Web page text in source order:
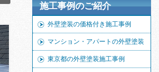
施工事例のご紹介
外壁塗装の価格付き施工事例
マンション・アパートの外壁塗装
東京都の外壁塗装施工事例